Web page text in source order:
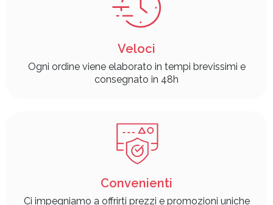
Veloci
Ogni ordine viene elaborato in tempi brevissimi e
consegnato in 48h
Convenienti
Ci impegniamo a offrirti prezzi e promozioni uniche